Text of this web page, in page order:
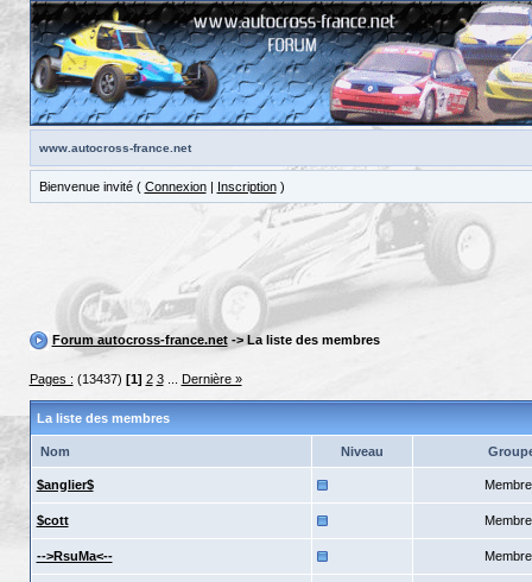
www.autocross-france.net
Bienvenue invité ( Connexion| Inscription)
Forum autocross-france.net-> La liste des membres
Pages : (13437) [1] 2 3... Dernière »
La liste des membres
Nom Niveau
$anglier$
$cott
-->RsuMa<--